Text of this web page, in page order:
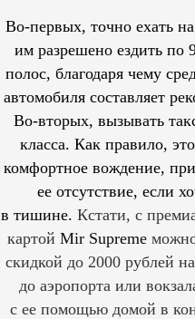
Во-первых, точно ехать
им разрешеноездить по
полос, благодаря чему
автомобиля составляет
Во-вторых, вызывать
класса. Как правило,
комфортное вождение,
ее отсутствие, если
в тишине. Кстати, с
картой Mir Supreme
скидкой до 2000 рублей
до аэропорта или
с ее помощью домой в